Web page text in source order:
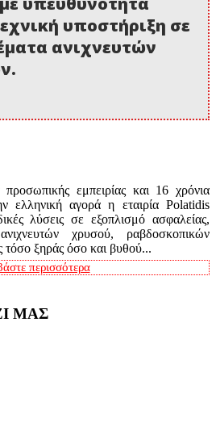
υποστήριξη σε
ανιχνευτών
εμπειρίας και 16 χρόνια
ελληνική αγορά η εταιρία Polatidis
λύσεις σε εξοπλισμό ασφαλείας,
χρυσού, ραβδοσκοπικών
ξηράς όσο και βυθού...
περισσότερα
ΜΑΣ